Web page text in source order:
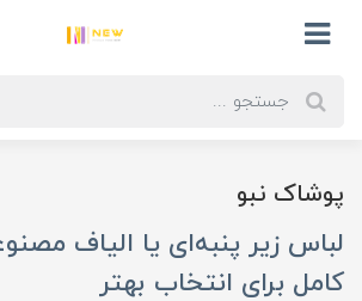
پوشاک نبو
لباس زیر پنبه‌ای یا الیاف
کامل برای انتخاب بهتر